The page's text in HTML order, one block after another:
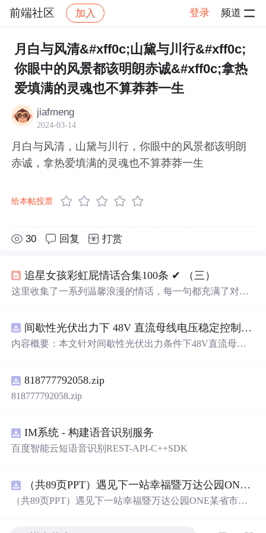
前端社区 加入 登录 频道
社区 前端社区 感慨 帖子详情
月白与风清&#xff0c;山黛与川行&#xff0c;
你眼中的风景都该明朗赤诚&#xff0c;拿热
爱填满的灵魂也不算莽莽一生
jiafmeng
2024-03-14
月白与风清，山黛与川行，你眼中的风景都该明朗
赤诚，拿热爱填满的灵魂也不算莽莽一生
给本帖投票
30 回复 打赏
追星女孩彩虹屁情话合集100条 ✔︎ （三）
这里收集了一系列温馨浪漫的情话，每一句都充满了对爱
间歇性光伏出力下 48V 直流母线电压稳定控制及储能双向充放电闭环调控体系研究（Simulink仿真实现）
内容概要：本文针对间歇性光伏出力条件下48V直流母线
含光伏阵列、Boost型DC-DC变换器、双向DC-DC变换器
与锂离子电池储能系统的完整拓扑结构，结合光伏最大功
架构，集成电压外环与电流内环双闭环控制策略，确保在
光照强度波动、负载突变等动态工况下维持母线电压稳
定。在Simulink环境中搭建全系统仿真模型，验证了控制策
在无外部电网支撑下的自主运行能力和电能质量水平。; 适
合人群：具备电力电子、自动控制与新能源系统基础知识
的电气工程及相关专业研究生、科研人员，以及从事光伏
景及目标：①用于教学与科研中离网型光伏直流微网系统
818777792058.zip
818777792058.zip
IM系统 - 构建语音识别服务
百度智能云短语音识别REST-API-C++SDK
（共89页PPT）遇见下一站幸福暨万达公园ONE某省市热气球生活艺术节活动策划方案.pptx
（共89页PPT）遇见下一站幸福暨万达公园ONE某省市热